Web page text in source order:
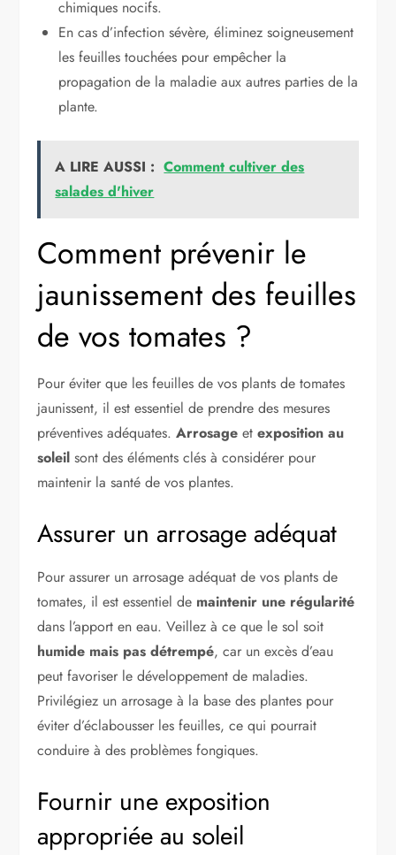
chimiques nocifs.
En cas d’infection sévère, éliminez soigneusement
les feuilles touchées pour empêcher la
propagation de la maladie aux autres parties de la
plante.
A LIRE AUSSI : Comment cultiver des
salades d'hiver
Comment prévenir le
jaunissement des feuilles
de vos tomates ?
Pour éviter que les feuilles de vos plants de tomates
jaunissent, il est essentiel de prendre des mesures
préventives adéquates.Arrosage etexposition au
soleil sont des éléments clés à considérer pour
maintenir la santé de vos plantes.
Assurer un arrosage adéquat
Pour assurer un arrosage adéquat de vos plants de
tomates, il est essentiel de maintenir une régularité
dans l’apport en eau. Veillez à ce que le sol soit
humide mais pas détrempé, car un excès d’eau
peut favoriser le développement de maladies.
Privilégiez un arrosage à la base des plantes pour
éviter d’éclabousser les feuilles, ce qui pourrait
conduire à des problèmes fongiques.
Fournir une exposition
appropriée au soleil